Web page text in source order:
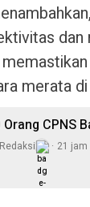
dan
merata
Orang CPNS
Redaksi 21 jam